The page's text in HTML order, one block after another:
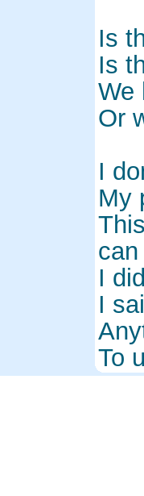
Is
Is
We
Or
I
My
I
I
To